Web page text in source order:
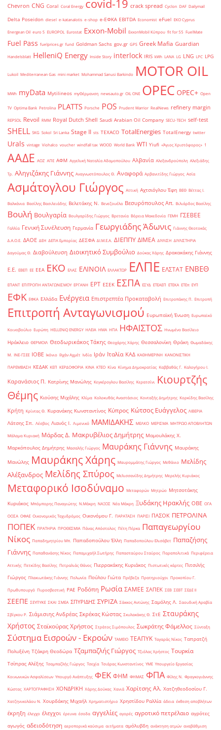
Chevron CNG Coral Coral Energy covid-19 crack spread Cyclon DAF Dailymail
Delta Poseidon diesel e-katanalotis e-shop e-ΕΦΚΑ EBITDA Economist eFuel EKO Cyprus
Energean Oil euro 5 EUROPOL Eurostat Exxon-Mobil ExxonMobil Κύπρου fit for 55 FuelMate
Fuel Pass fuelprices.gr fund Goldman Sachs gov.gr GPS Greek Mafia Guardian
Handelsblatt HelleniQ Energy Inside Story interlock IRIS kWh LANA LG LNG LPC LPG
Lukoil Mediterranean Gas mini market Mohammad Sanusi Barkindo MOTOR OIL
MWh myData Mytilineos myΘέρμανση newsauto.gr OIL ONE OPEC OPEC+ Open
TV Optima Bank Petrolina PLATTS Porsche POS Prudent Warrior RealNews refinery margin
REPSOL Revoil RMM Royal Dutch Shell Saudi Arabian Oil Company SECU-TECH self-test
SHELL SKG Sokol Sri Lanka Stage II sts TEXACO TotalEnergies TotalEnergy twitter
Urals vintage Viohalco voucher windfall tax WOOD World Bank WTI Yiufi «Άγιος Χριστόφορος» ΄1
ΑΑΔΕ ΑΟΖ ΑΠΕ ΑΦΜ Αγγελική Ναταλία Αδαμοπούλου Αλβανία Αλεξανδρούπολη Αλεξιάδης
Τρ. Αληγιζάκης Γιάννης Αναγνωστόπουλος Θ. Αναφορά Αρβανιτίδης Γιώργος Ασία
Ασμάτογλου Γιώργος Αττική Αχτσιόγλου Έφη ΒΕΘ Βέττας Ι.
Βαλκάνια Βασίλης Βασιλειάδης Βελετάκης Ν. Βενεζουέλα Βεσυρόπουλος Απ. Βιλιάρδος Βασίλης
Βουλή Βουλγαρία Βουλγαρίδης Γιώργος Βρετανία Βόρεια Μακεδονία ΓΕΜΗ ΓΣΕΒΕΕ
Γαλλία Γενική Συνέλευση Γερμανία Γεωργιάδης Άδωνις Γιάννης Θεοτοκάς
Δ.Α.Ο.Ε. ΔΑΟΕ ΔΕΗ ΔΕΠΑ Εμπορίας ΔΕΣΦΑ ΔΙ.Μ.Ε.Α. ΔΙΕΠΠΥ ΔΙΜΕΑ ΔΙΥΛΙΣΗ ΔΙΥΛΙΣΤΗΡΙΑ
Δαγούμας Θ. Διαβούλευση Διοικητικό Συμβούλιο Δούκας Χάρης Δρακακάκης Γιάννης
Ε.Ε. ΕΒΕΠ ΕΕ ΕΕΑ ΕΚΟ ΕΛΑΣ ΕΛΙΝΟΙΛ ΕΛΛΑΚΤΩΡ ΕΛΠΕ ΕΛΣΤΑΤ ΕΝΒΕΘ
ΕΠΑΝΤ ΕΠΙΤΡΟΠΗ ΑΝΤΑΓΩΝΙΣΜΟΥ ΕΡΓΑΝΗ ΕΡΤ ΕΣΕΚ ΕΣΠΑ ΕΣΥΔ ΕΤΕΑΕΠ ΕΤΕΚΑ ΕΤΕπ ΕΥΠ
ΕΦΚ ΕΦΚΑ Ελλάδα Ενέργεια Επιστρεπτέα Προκαταβολή Επιτροπάκης Π. Επιτροπή
Επιτροπή Ανταγωνισμού Ευρωπαϊκή Ένωση Ευρωπαϊκό
Κοινοβούλιο Ευρώπη ΗELLENiQ ENERGY ΗΛΕΙΑ ΗΜΑ ΗΠΑ ΗΦΑΙΣΤΟΣ Ηνωμένο Βασίλειο
Ηράκλειο ΘΕΡΜΟΙΛ Θεοδωρικάκος Τάκης Θεοχάρης Χάρης Θεσσαλονίκη Θράκη Θωμαδάκης
Μ. ΙΝΕ-ΓΣΕΕ ΙΟΒΕ Ικόνιο Ιλχάν Αχμέτ Ινδία Ιράν Ιταλία ΚΑΔ ΚΑΘΗΜΕΡΙΝΗ ΚΑΝΟΝΙΣΤΙΚΗ
ΠΑΡΕΜΒΑΣΗ ΚΕΔΑΚ ΚΕΠ ΚΕΡΔΟΦΟΡΙΑ ΚΙΝΑ ΚΤΕΟ Κίνα Κίνημα Δημοκρατίας Καββαθάς Γ. Καλογήρου Ι.
Καρανάσιος Π. Κατρίνης Μανώλης Κεγκέρογλου Βασίλης Κερατσίνι
Κιουρτζής
Θέμης Κιούσης Μιχάλης Κλίμα Κολοκυθάς Αναστάσιος Κονταξής Δημήτρης Κορκίδης Βασίλης
Κρήτη Κρίντας Θ. Κυρανάκης Κωνσταντίνος Κύπρος Κώτσος Ευάγγελος ΛΙΒΕΡΙΑ
Λάτσης Σπ. Λέσβος Λιανός Ι. Λιμενικό ΜΑΜΙΔΑΚΗΣ ΜΕΛΚΟ ΜΕΡΙΣΜΑ ΜΗΤΡΩΟ ΑΠΟΒΛΗΤΩΝ
Μάλαμα Κυριακή Μάρδας Δ. Μακρυβέλιος Δημήτρης Μαμουλάκης Χ.
Μαρκόπουλος Δημήτρης Μασαλής Γιώργος Μαυράκης Γιάννης Μαυράκης
Μανώλης Μαυράκης Χάρης Μαυρομμάτης Γιώργος Μεθάνιο Μελίδης
Αλέξανδρος Μελίδης Σπύρος Μελισσανίδης Δημήτρης Μερελής Κυριάκος
Μεταφορικό Ισοδύναμο Μεταφορών Μητρώο Μητσοτάκης
Κυριάκος Μπόμπορης Παναγιώτης Ν.Μάκρη ΝΑΞΟΣ Νέα Μάκρη Ξυδάκης Ηρακλής ΟΒΕ ΟΓΑ
ΟΟΣΑ ΟΦΑΕ Οικονομικός Ταχυδρόμος Οικονόμου Γ. ΠΑΡΑΤΑΣΗ ΠΑΡΙΣΙ ΠΑΣΟΚ ΠΕΤΡΟΛΙΝΑ
ΠΟΠΕΚ ΠΡΑΤΗΡΙΑ ΠΡΟΘΕΣΜΙΑ Πάνας Απόστολος Πέτη Πέρκα Παπαγεωργίου
Νίκος Παπαδημητρίου Μπ. Παπαδοπούλου Έλλη Παπαδοπούλου Ελισάβετ Παπαζήσης
Γιάννης Παπαθανάσης Νίκος Παπαμιχαήλ Σωτήρης Παπασταύρου Σταύρος Παραπολιτικά Περιφέρεια
Αττικής Πετκίδης Βασίλης Πετραλιάς Θάνος Πιερρακάκης Κυριάκος Πιστωτικές κάρτες Πιτσιλής
Γιώργος Πλακιωτάκης Γιάννης Πολωνία Πούλου Γιώτα Πρέβεζα Πρατηριούχοι Προκοπίου Γ.
Πρωθυπουργό Πυροσβεστική ΡΑΕ Ροδόπη Ρωσία ΣΑΜΕΕ ΣΑΠΕΚ ΣΕΒ ΣΕΒΤ ΣΕΔΕ ΙΙ
ΣΕΕΠΕ ΣΕΥΠΥΚΕ ΣΚΑΙ ΣΜΕΑ ΣΠΥΡΙΔΗΣ ΣΥΡΙΖΑ Σάκκος Αντώνης Σαμόλης Λ. Σαουδική Αραβία
Σβίγκου Ρ. Σιάμισιης Ανδρέας Σκρέκας Κώστας Σκυλακάκης Θ. ΣτΕ Σταυράκης
Χρήστος Σταϊκούρας Χρήστος Στράτος Σιμόπουλος Σωκράτης Φάμελλος Σύνταξη
Σύστημα Εισροών - Εκροών ΤΑΜΕΙΟ ΤΕΑΠΥΚ Ταγαράς Νίκος Ταπρατζή
Πολυξένη Τζάκρη Θεοδώρα Τζαμπαζλής Γιώργος Τζιόλας Χρήστος Τουρκία
Τσίπρας Αλέξης Τσαμπαζλής Γιώργος Τσεχία Τσιάρας Κωνσταντίνος ΥΜΕ Υπουργείο Εργασίας
Κοινωνικών Ασφαλίσεων Υπουργό Ανάπτυξης ΦΕΚ ΦΗΜ ΦΗΜΑΣ ΦΠΑ Φίλης Ν. Φραγκογιάννης
Κώστας ΧΑΡΤΟΓΡΑΦΗΣΗ ΧΟΝΔΡΙΚΗ Χάρης Δούκας Χανιά Χαρίτσης Αλ. Χατζηθεοδοσίου Γ.
Χατζηνικολάου Ν. Χουρδάκης Μιχαήλ Χρηματιστήριο Χρηστίδου Ραλλία άδεια έκθεση αποβλήτων
έκρηξη έλεγχο έλεγχοι έρευνα έσοδα αγγελίες αγορές αγροτικό πετρέλαιο αγρότες
αγωγός αδειοδότηση αεροπορικά καύσιμα αιτήματα αμόλυβδη ανάκτηση ατμών αναβάθμιση